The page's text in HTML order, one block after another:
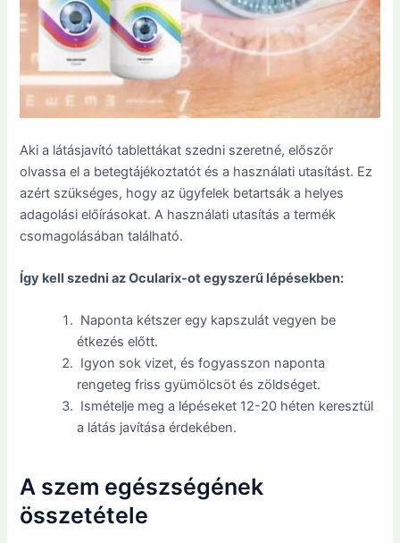
Aki a látásjavító tablettákat szedni szeretné, először
olvassa el a betegtájékoztatót és a használati utasítást. Ez
azért szükséges, hogy az ügyfelek betartsák a helyes
adagolási előírásokat. A használati utasítás a termék
csomagolásában található.
Így kell szedni az Ocularix-ot egyszerű lépésekben:
Naponta kétszer egy kapszulát vegyen be
étkezés előtt.
Igyon sok vizet, és fogyasszon naponta
rengeteg friss gyümölcsöt és zöldséget.
Ismételje meg a lépéseket 12-20 héten keresztül
a látás javítása érdekében.
A szem egészségének
összetétele